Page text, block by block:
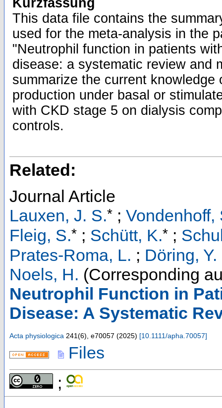
This data file contains the
used for the meta-analysis in the
"Neutrophil function in patients
disease: a systematic review and
summarize the current knowledge
production under basal or
with CKD stage 5 on dialysis
controls.
Related:
Journal Article
Lauxen, J. S.* ; Vondenhoff,
Fleig, S.* ; Schütt, K.* ;
Prates-Roma, L. ; Döring, Y.
Noels, H. (Corresponding
Neutrophil Function in
Disease: A Systematic
Acta physiologica 241(6), e70057 (2025) [10.1111/apha.70057]
Files
;